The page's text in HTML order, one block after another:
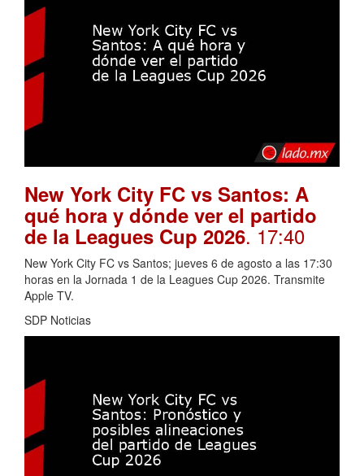
New York City FC vs Santos: A
qué hora y dónde ver el partido
de la Leagues Cup 2026. 17:40
New York City FC vs Santos; jueves 6 de agosto a las 17:30
horas en la Jornada 1 de la Leagues Cup 2026. Transmite
Apple TV.
SDP Noticias